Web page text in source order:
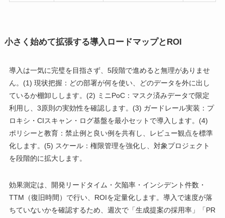
小さく始めて拡張する導入ロードマップとROI
導入は一気に完璧を目指さず、5段階で進めると無理がありませ
ん。(1) 現状把握：どの部署が何を使い、どのデータを外に出し
ているか棚卸しします。(2) ミニPoC：マスク済みデータで限定
利用し、3原則の実効性を確認します。(3) ガードレール実装：プ
ロキシ・CIスキャン・ログ基盤を最小セットで導入します。(4)
ポリシーと教育：禁止例と良い例を共有し、レビュー観点を標準
化します。(5) スケール：権限管理を強化し、対象プロジェクト
を段階的に拡大します。
効果測定は、開発リードタイム・欠陥率・インシデント件数・
TTM（復旧時間）で行い、ROIを定量化します。導入で速度が落
ちていないかを確認するため、週次で「生成提案の採用率」「PR